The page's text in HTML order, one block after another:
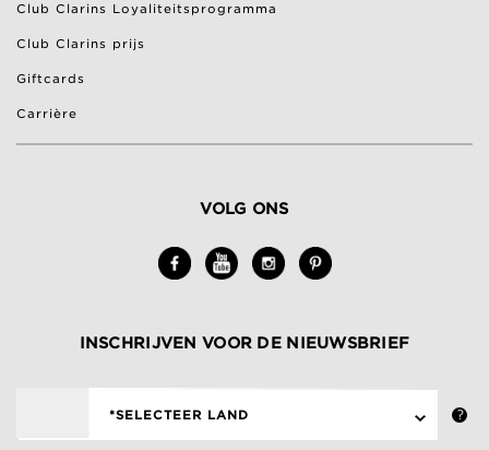
Club Clarins Loyaliteitsprogramma
Club Clarins prijs
Giftcards
Carrière
VOLG ONS
INSCHRIJVEN VOOR DE NIEUWSBRIEF
*SELECTEER LAND